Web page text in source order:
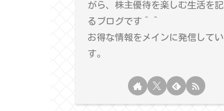
がら、株主優待を楽しむ生活を
るブログです＾＾
お得な情報をメインに発信して
す。